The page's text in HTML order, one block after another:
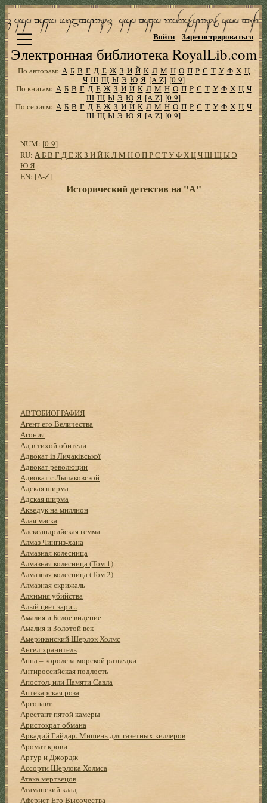
Электронная библиотека RoyalLib.com
Войти Зарегистрироваться
По авторам: А Б В Г Д Е Ж З И Й К Л М Н О П Р С Т У Ф Х Ц
Ч Ш Щ Ы Э Ю Я [A-Z] [0-9]
По книгам: А Б В Г Д Е Ж З И Й К Л М Н О П Р С Т У Ф Х Ц Ч
Ш Щ Ы Э Ю Я [A-Z] [0-9]
По сериям: А Б В Г Д Е Ж З И Й К Л М Н О П Р С Т У Ф Х Ц Ч
Ш Щ Ы Э Ю Я [A-Z] [0-9]
NUM: [0-9]
RU:АБВГДЕЖЗИЙКЛМНОПРСТУФХЦЧШЩЫЭ
ЮЯ
EN: [A-Z]
Исторический детектив на "А"
АВТОБИОГРАФИЯ
Агент его Величества
Агония
Ад в тихой обители
Адвокат із Личаківської
Адвокат революции
Адвокат с Лычаковской
Адская ширма
Адская ширма
Акведук на миллион
Алая маска
Александрийская гемма
Алмаз Чингиз-хана
Алмазная колесница
Алмазная колесница (Том 1)
Алмазная колесница (Том 2)
Алмазная скрижаль
Алхимия убийства
Алый цвет зари...
Амалия и Белое видение
Амалия и Золотой век
Американский Шерлок Холмс
Ангел-хранитель
Анна – королева морской разведки
Антироссийская подлость
Апостол, или Памяти Савла
Аптекарская роза
Аргонавт
Арестант пятой камеры
Аристократ обмана
Аркадий Гайдар. Мишень для газетных киллеров
Аромат крови
Артур и Джордж
Ассорти Шерлока Холмса
Атака мертвецов
Атаманский клад
Аферист Его Высочества